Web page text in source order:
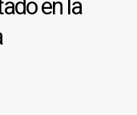
en la